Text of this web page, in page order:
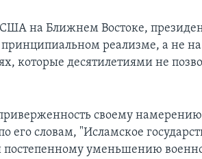
на Ближнем Востоке,
реализме, а не на
которые десятилетиями не
своему намерению
его словам, "Исламское
постепенному уменьшению